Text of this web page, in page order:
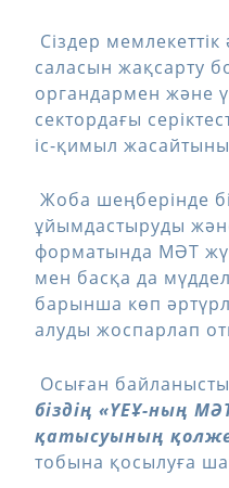
Сіздер
саласын жақсарту
органдармен және
сектордағы
іс-қимыл
Жоба шеңберінде
ұйымдастыруды
форматында МӘТ
мен басқа да
барынша көп
алуды жоспарлап
Осыған
біздің «ҮЕҰ-ның
қатысуының
тобына қосылуға